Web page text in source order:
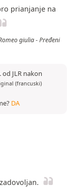
prianjanje na
giulia - Pređeni
JLR nakon
(francuski)
DA